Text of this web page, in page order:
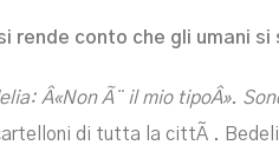
rende conto che gli umani
Â«Non Ã¨ il mio tipoÂ».
di tutta la cittÃ .